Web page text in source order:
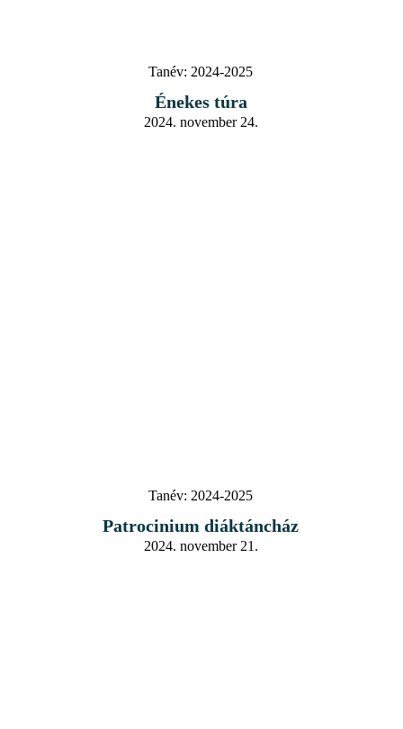
Tanév: 2024-2025
Énekes túra
2024. november 24.
Tanév: 2024-2025
Patrocinium diáktáncház
2024. november 21.